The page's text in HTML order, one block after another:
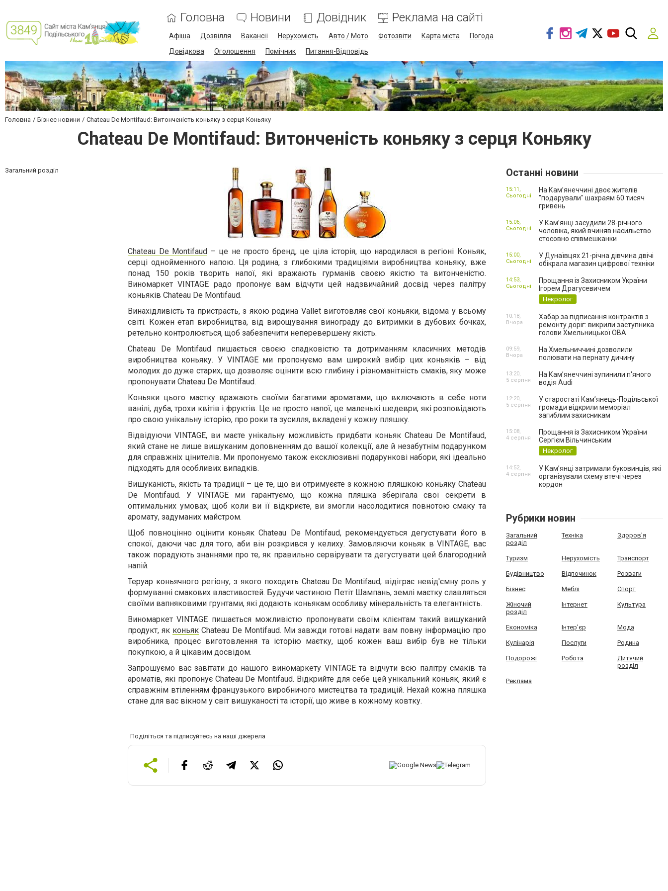
Головна Новини Довідник Реклама на сайті
Афіша Дозвілля Вакансії Нерухомість Авто / Мото Фотозвіти Карта міста
Погода
Довідкова
Оголошення Помічник Питання-Відповідь
Головна Бізнес новини Chateau De Montifaud: Витонченість коньяку з серця Коньяку
Chateau De Montifaud: Витонченість коньяку з серця Коньяку
Загальний розділ
Chateau De Montifaud – це не просто бренд, це ціла історія, що народилася в регіоні Коньяк,
серці однойменного напою. Ця родина, з глибокими традиціями виробництва коньяку, вже
понад 150 років творить напої, які вражають гурманів своєю якістю та витонченістю.
Виномаркет VINTAGE радо пропонує вам відчути цей надзвичайний досвід через палітру
коньяків Chateau De Montifaud.
Винахідливість та пристрасть, з якою родина Vallet виготовляє свої коньяки, відома у всьому
світі. Кожен етап виробництва, від вирощування винограду до витримки в дубових бочках,
ретельно контролюється, щоб забезпечити неперевершену якість.
Chateau De Montifaud пишається своєю спадковістю та дотриманням класичних методів
виробництва коньяку. У VINTAGE ми пропонуємо вам широкий вибір цих коньяків – від
молодих до дуже старих, що дозволяє оцінити всю глибину і різноманітність смаків, яку може
пропонувати Chateau De Montifaud.
Коньяки цього маєтку вражають своїми багатими ароматами, що включають в себе ноти
ванілі, дуба, трохи квітів і фруктів. Це не просто напої, це маленькі шедеври, які розповідають
про свою унікальну історію, про роки та зусилля, вкладені у кожну пляшку.
Відвідуючи VINTAGE, ви маєте унікальну можливість придбати коньяк Chateau De Montifaud,
який стане не лише вишуканим доповненням до вашої колекції, але й незабутнім подарунком
для справжніх цінителів. Ми пропонуємо також ексклюзивні подарункові набори, які ідеально
підходять для особливих випадків.
Вишуканість, якість та традиції – це те, що ви отримуєєте з кожною пляшкою коньяку Chateau
De Montifaud. У VINTAGE ми гарантуємо, що кожна пляшка зберігала свої секрети в
оптимальних умовах, щоб коли ви її відкриєте, ви змогли насолодитися повнотою смаку та
аромату, задуманих майстром.
Щоб повноцінно оцінити коньяк Chateau De Montifaud, рекомендується дегустувати його в
спокої, даючи час для того, аби він розкрився у келиху. Замовляючи коньяк в VINTAGE, вас
також порадують знаннями про те, як правильно сервірувати та дегустувати цей благородний
напій.
Теруар коньячного регіону, з якого походить Chateau De Montifaud, відіграє невід'ємну роль у
формуванні смакових властивостей. Будучи частиною Петіт Шампань, землі маєтку славляться
своїми вапняковими грунтами, які додають коньякам особливу мінеральність та елегантність.
Виномаркет VINTAGE пишається можливістю пропонувати своїм клієнтам такий вишуканий
продукт, як коньяк Chateau De Montifaud. Ми завжди готові надати вам повну інформацію про
виробника, процес виготовлення та історію маєтку, щоб кожен ваш вибір був не тільки
покупкою, а й цікавим досвідом.
Запрошуємо вас завітати до нашого виномаркету VINTAGE та відчути всю палітру смаків та
ароматів, які пропонує Chateau De Montifaud. Відкрийте для себе цей унікальний коньяк, який є
справжнім втіленням французького виробничого мистецтва та традицій. Нехай кожна пляшка
стане для вас вікном у світ вишуканості та історії, що живе в кожному ковтку.
Поділіться та підписуйтесь на наші джерела
Останні новини
На Камʼянеччині двоє жителів
"подарували" шахраям 60 тисяч
гривень
15:11,
Сьогодні
У Камʼянці засудили 28-річного
чоловіка, який вчиняв насильство
стосовно співмешканки
15:06,
Сьогодні
У Дунаївцях 21-річна дівчина двічі
обікрала магазин цифрової техніки
15:00,
Сьогодні
Прощання із Захисником України
Ігорем Драгусевичем
Некролог
14:53,
Сьогодні
Хабар за підписання контрактів з
ремонту доріг: викрили заступника
голови Хмельницької ОВА
10:18,
Вчора
На Хмельниччині дозволили
полювати на пернату дичину
09:59,
Вчора
На Камʼянеччині зупинили п'яного
водія Audi
13:20,
5 серпня
У старостаті Кам’янець-Подільської
громади відкрили меморіал
загиблим захисникам
12:20,
5 серпня
Прощання із Захисником України
Сергієм Вільчинським
Некролог
15:08,
4 серпня
У Кам’янці затримали буковинців, які
організували схему втечі через
кордон
14:52,
4 серпня
Рубрики новин
Загальний
розділ
Техніка Здоров'я
Туризм Нерухомість Транспорт
Будівництво Відпочинок Розваги
Бізнес Меблі Спорт
Жіночий
розділ
Інтернет Культура
Економіка Інтер'єр Мода
Кулінарія Послуги Родина
Подорожі Робота
Дитячий
розділ
Реклама